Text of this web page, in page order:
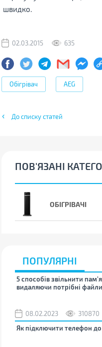
швидко.
02.03.2015 635
Обігрівач AEG
До списку статей
ПОВ'ЯЗАНІ
ОБІГРІВАЧІ
ПОПУЛЯРНІ
5 способів звільнити
видаляючи потрібні файли
08.02.2023
310870
Як підключити телефон